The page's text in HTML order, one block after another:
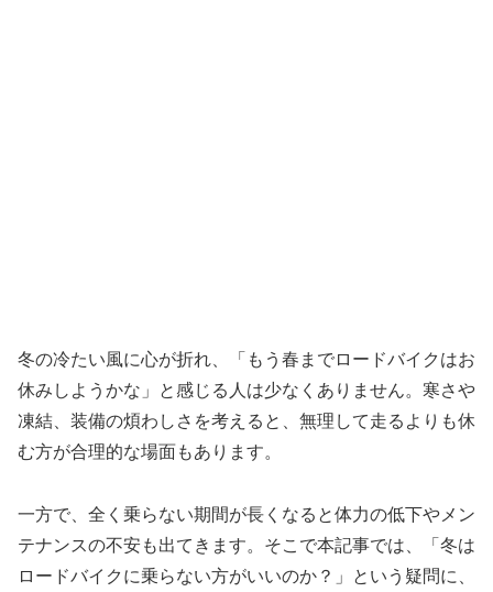
冬の冷たい風に心が折れ、「もう春までロードバイクはお
休みしようかな」と感じる人は少なくありません。寒さや
凍結、装備の煩わしさを考えると、無理して走るよりも休
む方が合理的な場面もあります。
一方で、全く乗らない期間が長くなると体力の低下やメン
テナンスの不安も出てきます。そこで本記事では、「冬は
ロードバイクに乗らない方がいいのか？」という疑問に、